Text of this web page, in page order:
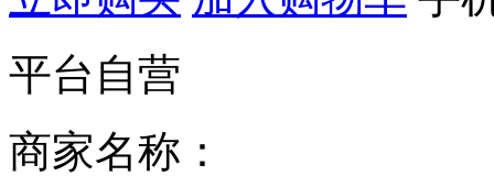
平台自营
商家名称：